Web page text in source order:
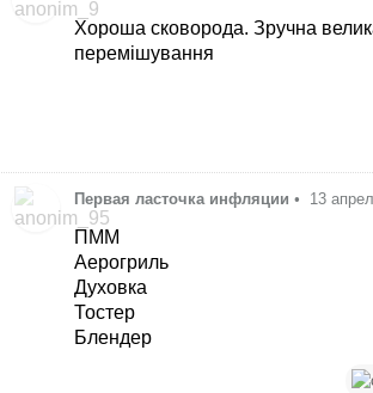
Хороша сковорода. Зручна
перемішування
Первая ласточка инфляции • 13
ПММ
Аерогриль
Духовка
Тостер
Блендер